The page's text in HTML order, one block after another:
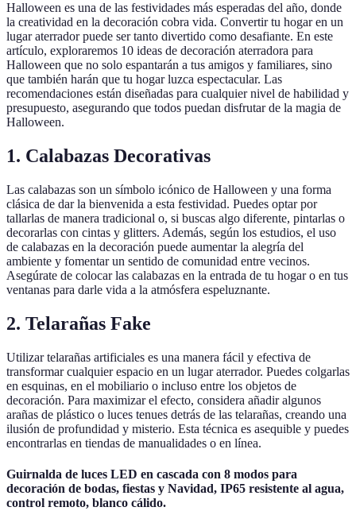
Halloween es una de las festividades más esperadas del año, donde
la creatividad en la decoración cobra vida. Convertir tu hogar en un
lugar aterrador puede ser tanto divertido como desafiante. En este
artículo, exploraremos 10 ideas de decoración aterradora para
Halloween que no solo espantarán a tus amigos y familiares, sino
que también harán que tu hogar luzca espectacular. Las
recomendaciones están diseñadas para cualquier nivel de habilidad y
presupuesto, asegurando que todos puedan disfrutar de la magia de
Halloween.
1. Calabazas Decorativas
Las calabazas son un símbolo icónico de Halloween y una forma
clásica de dar la bienvenida a esta festividad. Puedes optar por
tallarlas de manera tradicional o, si buscas algo diferente, pintarlas o
decorarlas con cintas y glitters. Además, según los estudios, el uso
de calabazas en la decoración puede aumentar la alegría del
ambiente y fomentar un sentido de comunidad entre vecinos.
Asegúrate de colocar las calabazas en la entrada de tu hogar o en tus
ventanas para darle vida a la atmósfera espeluznante.
2. Telarañas Fake
Utilizar telarañas artificiales es una manera fácil y efectiva de
transformar cualquier espacio en un lugar aterrador. Puedes colgarlas
en esquinas, en el mobiliario o incluso entre los objetos de
decoración. Para maximizar el efecto, considera añadir algunos
arañas de plástico o luces tenues detrás de las telarañas, creando una
ilusión de profundidad y misterio. Esta técnica es asequible y puedes
encontrarlas en tiendas de manualidades o en línea.
Guirnalda de luces LED en cascada con 8 modos para
decoración de bodas, fiestas y Navidad, IP65 resistente al agua,
control remoto, blanco cálido.